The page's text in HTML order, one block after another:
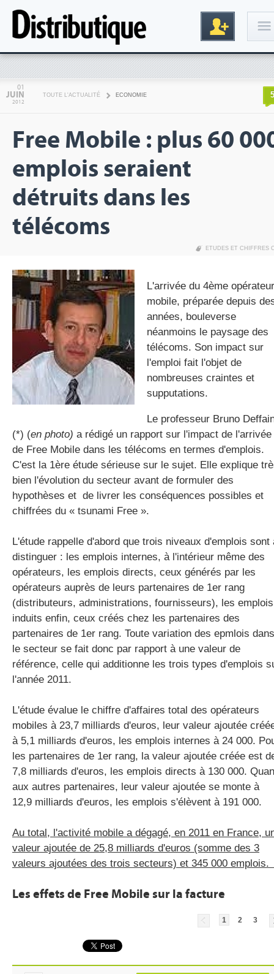
gratuite
01
JUIN
2012
TOUTE L'ACTUALITÉ ECONOMIE 5
Free Mobile : plus 60
emplois seraient
détruits dans les
télécoms
ETUDES ET CHIFFRES
L'arrivée du 4ème opérateur
mobile, préparée depuis
années, bouleverse
néanmoins le paysage des
télécoms. Son impact sur
l'emploi fait l'objet de
nombreuses craintes et
supputations.
Le professeur Bruno
(*) (en photo) a rédigé un rapport sur l'impact de l'arrivée
de Free Mobile dans les télécoms en termes d'emplois.
C'est la 1ère étude sérieuse sur le sujet. Elle explique
bien l'évolution du secteur avant de formuler des
hypothèses et de livrer les conséquences possibles et
chiffrées du « tsunami Free ».
L'étude rappelle d'abord que trois niveaux d'emplois sont
distinguer : les emplois internes, à l'intérieur même des
opérateurs, les emplois directs, ceux générés par les
opérateurs auprès de leurs partenaires de 1er rang
(distributeurs, administrations, fournisseurs), les emplois
induits enfin, ceux créés chez les partenaires des
partenaires de 1er rang. Toute variation des epmlois dans
le secteur se fait donc par rapport à une valeur de
référence, celle qui additionne les trois types d'emplois
l'année 2011.
L'étude évalue le chiffre d'affaires total des opérateurs
mobiles à 23,7 milliards d'euros, leur valeur ajoutée
à 5,1 milliards d'euros, les emplois internes à 24 000.
les partenaires de 1er rang, la valeur ajoutée créée est
7,8 milliards d'euros, les emplois directs à 130 000.
aux autres partenaires, leur valeur ajoutée se monte à
12,9 milliards d'euros, les emplois s'élèvent à 191 000.
Au total, l'activité mobile a dégagé, en 2011 en France,
valeur ajoutée de 25,8 milliards d'euros (somme des 3
valeurs ajoutées des trois secteurs) et 345 000
Les effets de Free Mobile sur la facture
1 2 3